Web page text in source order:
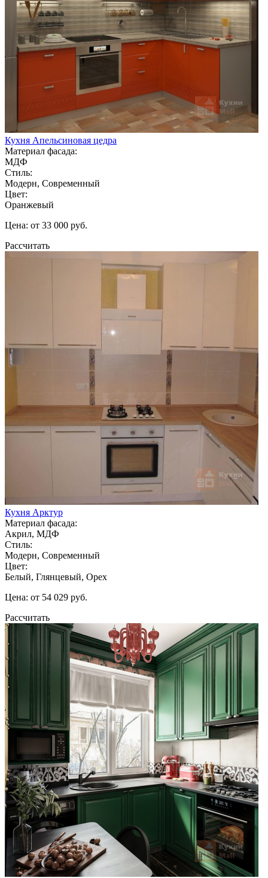
Кухня Апельсиновая цедра
Материал фасада:
МДФ
Стиль:
Модерн, Современный
Цвет:
Оранжевый
Цена: от 33 000 руб.
Рассчитать
Кухня Арктур
Материал фасада:
Акрил, МДФ
Стиль:
Модерн, Современный
Цвет:
Белый, Глянцевый, Орех
Цена: от 54 029 руб.
Рассчитать